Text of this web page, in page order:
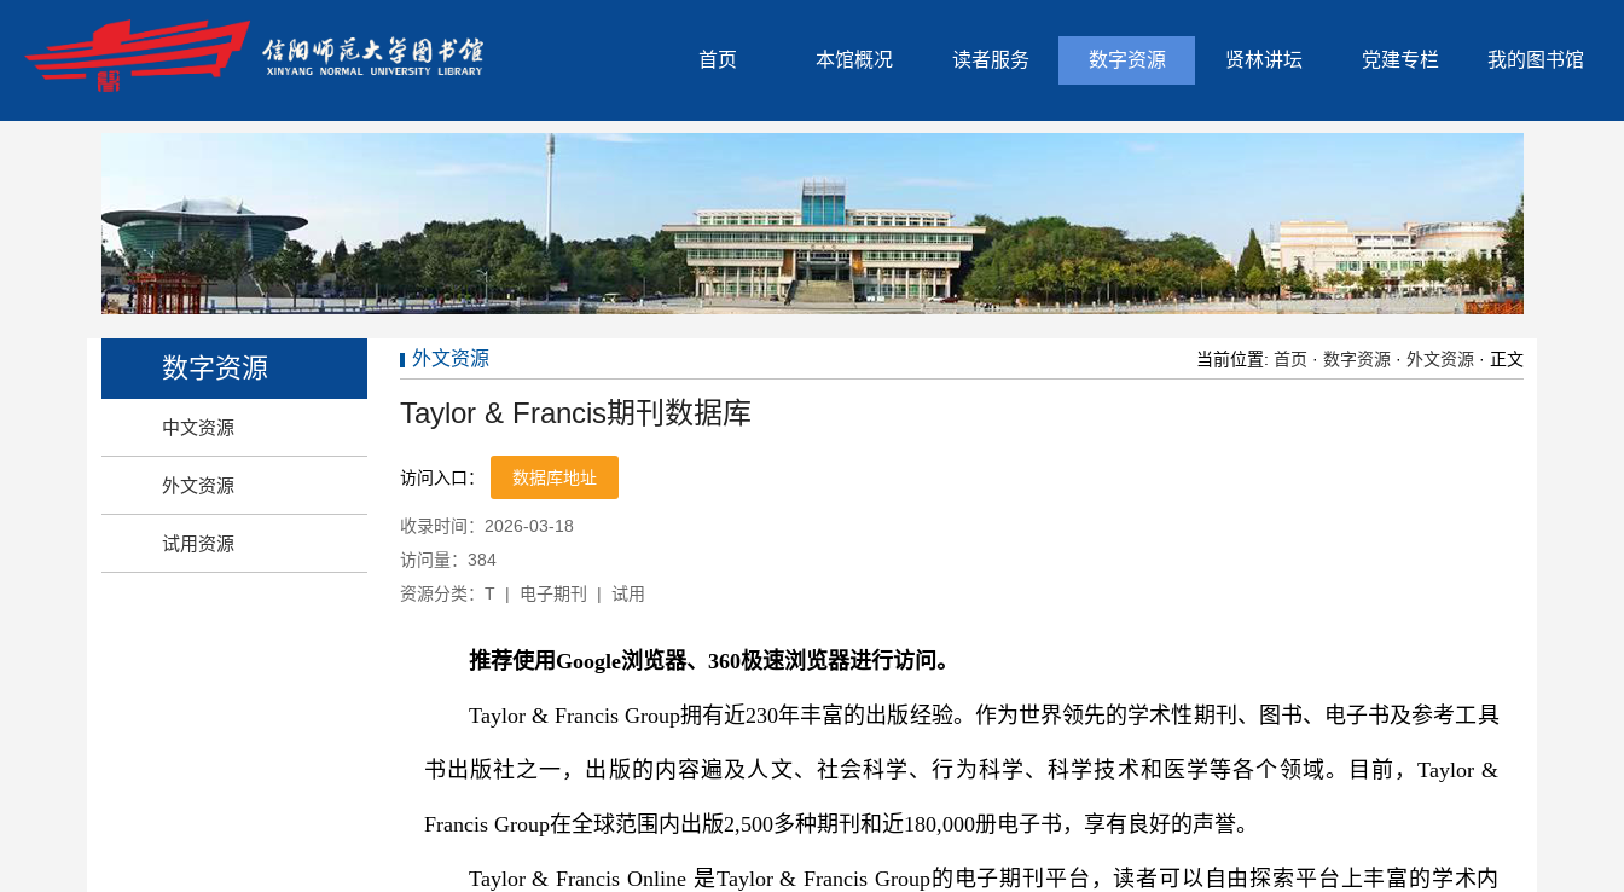
首页 本馆概况 读者服务 数字资源 贤林讲坛 党建专栏 我的图书馆
数字资源
中文资源
外文资源
试用资源
外文资源 当前位置: 首页 · 数字资源· 外文资源· 正文
Taylor & Francis期刊数据库
访问入口： 数据库地址
收录时间：2026-03-18
访问量： 384
资源分类：T| 电子期刊 | 试用
推荐使用Google浏览器、360极速浏览器进行访问。
Taylor & Francis Group拥有近230年丰富的出版经验。作为世界领先的学术性期刊、图书、电子书及参考工具
书出版社之一，出版的内容遍及人文、社会科学、行为科学、科学技术和医学等各个领域。目前，Taylor &
Francis Group在全球范围内出版2,500多种期刊和近180,000册电子书，享有良好的声誉。
Taylor & Francis Online 是Taylor & Francis Group的电子期刊平台，读者可以自由探索平台上丰富的学术内